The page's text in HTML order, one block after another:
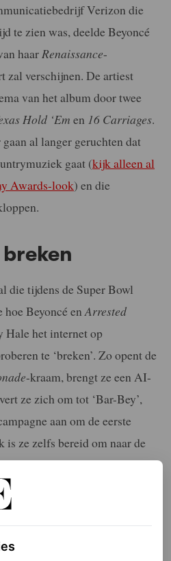
Verizon die
te zien was, deelde Beyoncé
haar Renaissance-
zal verschijnen. De artiest
van het album door twee
Hold ‘Em en 16 Carriages.
al langer geruchten dat
gaat (kijk alleen al
Awards-look) en die
die tijdens de Super Bowl
Beyoncé en Arrested
Hale het internet op
te ‘breken’. Zo opent de
-kraam, brengt ze een AI-
ze zich om tot ‘Bar-Bey’,
aan om de eerste
ze zelfs bereid om naar de
niet lukt, gaat Beyoncé
‘Oké, ze zijn er klaar
horen we de zangeres